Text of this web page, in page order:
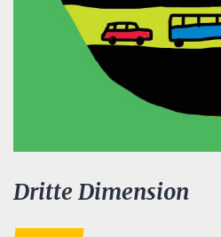
Dritte Dimension